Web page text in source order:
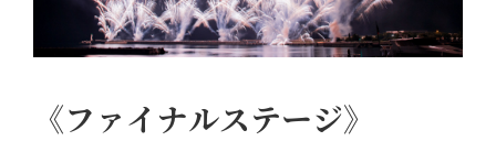
《ファイナルステージ》